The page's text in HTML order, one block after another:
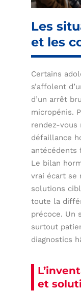
Les
et les
Certains
s’affolent
d’un arrêt
micropénis.
rendez-vous
défaillance
antécédents
Le bilan
vrai écart se
solutions
toute la
précoce. Un
surtout
diagnostics
et